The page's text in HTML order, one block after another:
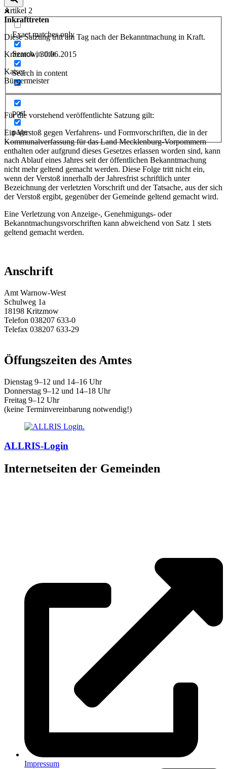
Exact matches only
Search in title
Search in content
post
page
Artikel 2
Inkrafttreten
Diese Satzung tritt am Tag nach der Bekanntmachung in Kraft.
Kritzmow, 30.06.2015
Kaiser
Bürgermeister
Für die vorstehend veröffentlichte Satzung gilt:
Ein Verstoß gegen Verfahrens- und Formvorschriften, die in der
Kommunalverfassung für das Land Mecklenburg-Vorpommern
enthalten oder aufgrund dieses Gesetzes erlassen worden sind, kann
nach Ablauf eines Jahres seit der öffentlichen Bekanntmachung
nicht mehr geltend gemacht werden. Diese Folge tritt nicht ein,
wenn der Verstoß innerhalb der Jahresfrist schriftlich unter
Bezeichnung der verletzten Vorschrift und der Tatsache, aus der sich
der Verstoß ergibt, gegenüber der Gemeinde geltend gemacht wird.
Eine Verletzung von Anzeige-, Genehmigungs- oder
Bekanntmachungsvorschriften kann abweichend von Satz 1 stets
geltend gemacht werden.
Anschrift
Amt Warnow-West
Schulweg 1a
18198 Kritzmow
Telefon 038207 633-0
Telefax 038207 633-29
Öffungszeiten des Amtes
Dienstag 9–12 und 14–16 Uhr
Donnerstag 9–12 und 14–18 Uhr
Freitag 9–12 Uhr
(keine Terminvereinbarung notwendig!)
ALLRIS-Login
Internetseiten der Gemeinden
Impressum